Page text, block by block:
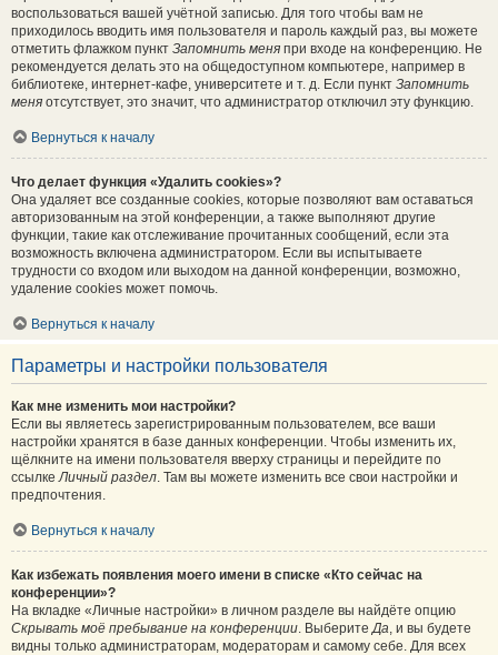
воспользоваться вашей учётной записью. Для того чтобы вам не
приходилось вводить имя пользователя и пароль каждый раз, вы можете
отметить флажком пункт Запомнить меня при входе на конференцию. Не
рекомендуется делать это на общедоступном компьютере, например в
библиотеке, интернет-кафе, университете и т. д. Если пункт Запомнить
меня отсутствует, это значит, что администратор отключил эту функцию.
Вернуться к началу
Что делает функция «Удалить cookies»?
Она удаляет все созданные cookies, которые позволяют вам оставаться
авторизованным на этой конференции, а также выполняют другие
функции, такие как отслеживание прочитанных сообщений, если эта
возможность включена администратором. Если вы испытываете
трудности со входом или выходом на данной конференции, возможно,
удаление cookies может помочь.
Вернуться к началу
Параметры и настройки пользователя
Как мне изменить мои настройки?
Если вы являетесь зарегистрированным пользователем, все ваши
настройки хранятся в базе данных конференции. Чтобы изменить их,
щёлкните на имени пользователя вверху страницы и перейдите по
ссылкеЛичный раздел. Там вы можете изменить все свои настройки и
предпочтения.
Вернуться к началу
Как избежать появления моего имени в списке «Кто сейчас на
конференции»?
На вкладке «Личные настройки» в личном разделе вы найдёте опцию
Скрывать моё пребывание на конференции. ВыберитеДа, и вы будете
видны только администраторам, модераторам и самому себе. Для всех